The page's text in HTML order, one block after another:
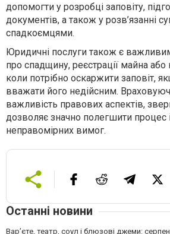
допомогти у розробці заповіту,
документів, а також у розв’язанні
спадкоємцями.
Юридичні послуги також є
про спадщину, реєстрації майна або
коли потрібно оскаржити заповіт,
вважати його недійсним.
важливість правових аспектів,
дозволяє значно полегшити процес
неправомірних вимог.
Останні новини
Вар’єте, театр, соул і блюзові джеми: